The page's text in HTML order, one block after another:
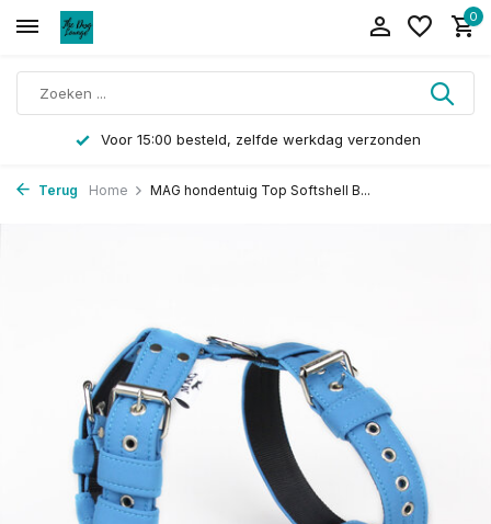
0
Voor 15:00 besteld, zelfde werkdag verzonden
Terug Home MAG hondentuig Top Softshell B...